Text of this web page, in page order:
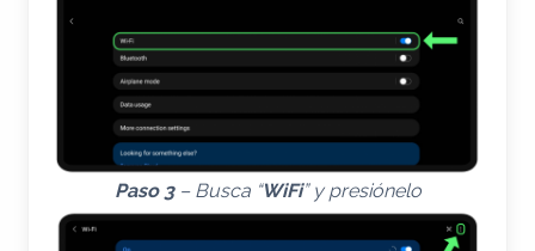
Paso 3– Busca “WiFi” y presiónelo